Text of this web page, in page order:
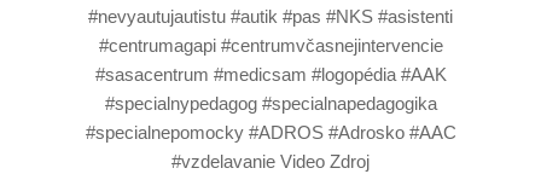
#nevyautujautistu #autik #pas #NKS #asistenti
#centrumagapi #centrumvčasnejintervencie
#sasacentrum #medicsam #logopédia #AAK
#specialnypedagog #specialnapedagogika
#specialnepomocky #ADROS #Adrosko #AAC
#vzdelavanie Video Zdroj